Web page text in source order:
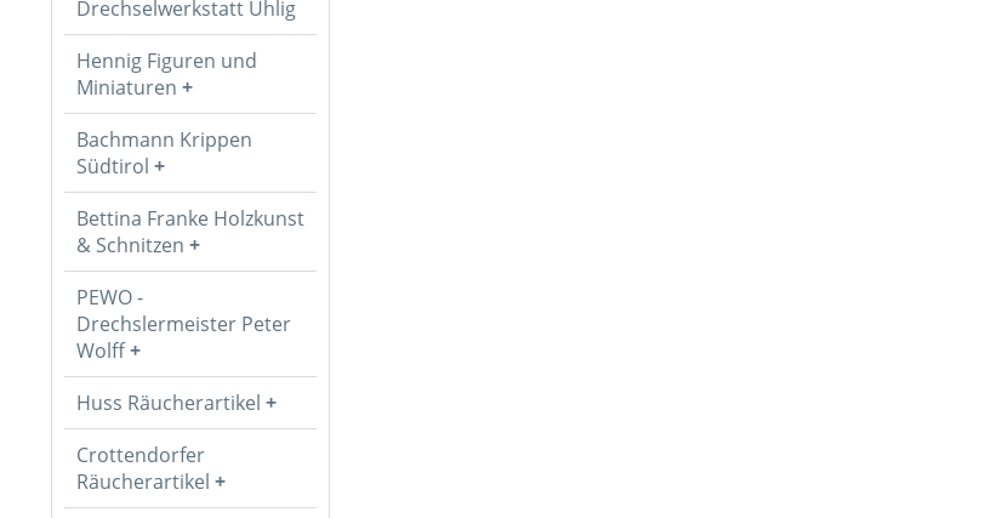
Drechselwerkstatt Uhlig
Hennig Figuren und
Miniaturen
Bachmann Krippen
Südtirol
Bettina Franke Holzkunst
& Schnitzen
PEWO -
Drechslermeister Peter
Wolff
Huss Räucherartikel
Crottendorfer
Räucherartikel